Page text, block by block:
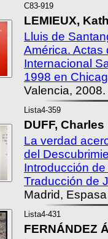
C83-919
LEMIEUX,
Lluis de
América. Actas
Internacional
1998 en
Valencia, 2008.
Lista4-359
DUFF, Charles
La verdad
del
Introducción
Traducción de
Madrid,
Lista4-431
FERNÁNDEZ